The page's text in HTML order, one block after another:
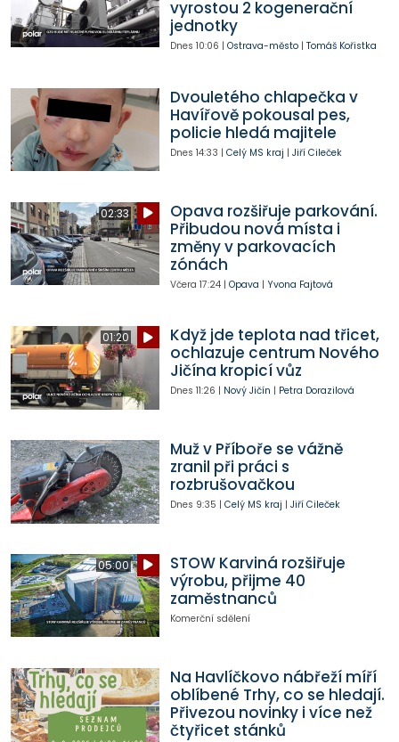
vyrostou 2 kogenerační
jednotky
Dnes 10:06 | Ostrava-město| Tomáš Kořistka
Dvouletého chlapečka v
Havířově pokousal pes,
policie hledá majitele
Dnes 14:33 | Celý MS kraj | Jiří Cileček
02:33
Opava rozšiřuje parkování.
Přibudou nová místa i
změny v parkovacích
zónách
Včera 17:24| Opava | Yvona Fajtová
01:20
Když jde teplota nad třicet,
ochlazuje centrum Nového
Jičína kropicí vůz
Dnes 11:26 | Nový Jičín | Petra Dorazilová
Muž v Příboře se vážně
zranil při práci s
rozbrušovačkou
Dnes 9:35 | Celý MS kraj | Jiří Cileček
05:00
STOW Karviná rozšiřuje
výrobu, přijme 40
zaměstnanců
Komerční sdělení
Na Havlíčkovo nábřeží míří
oblíbené Trhy, co se hledají.
Přivezou novinky i více než
čtyřicet stánků